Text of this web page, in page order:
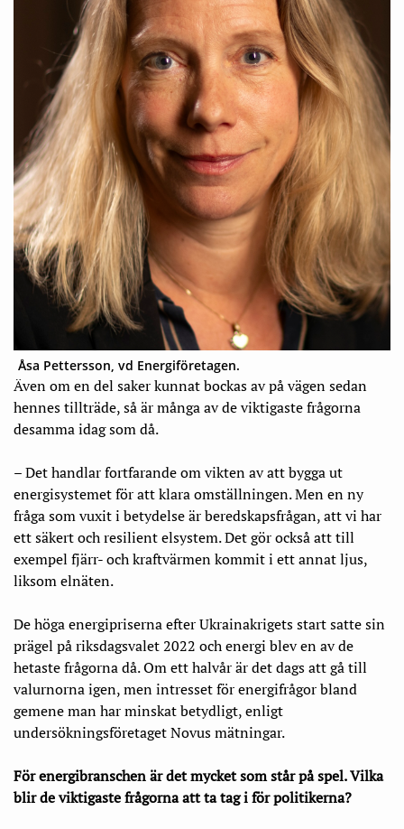
Åsa Pettersson, vd Energiföretagen.
Även om en del saker kunnat bockas av på vägen sedan
hennes tillträde, så är många av de viktigaste frågorna
desamma idag som då.
– Det handlar fortfarande om vikten av att bygga ut
energisystemet för att klara omställningen. Men en ny
fråga som vuxit i betydelse är beredskapsfrågan, att vi har
ett säkert och resilient elsystem. Det gör också att till
exempel fjärr- och kraftvärmen kommit i ett annat ljus,
liksom elnäten.
De höga energipriserna efter Ukrainakrigets start satte sin
prägel på riksdagsvalet 2022 och energi blev en av de
hetaste frågorna då. Om ett halvår är det dags att gå till
valurnorna igen, men intresset för energi­frågor bland
gemene man har minskat betydligt, enligt
undersökningsföretaget Novus mätningar.
För energibranschen är det mycket som står på spel. Vilka
blir de viktigaste frågorna att ta tag i för politikerna?